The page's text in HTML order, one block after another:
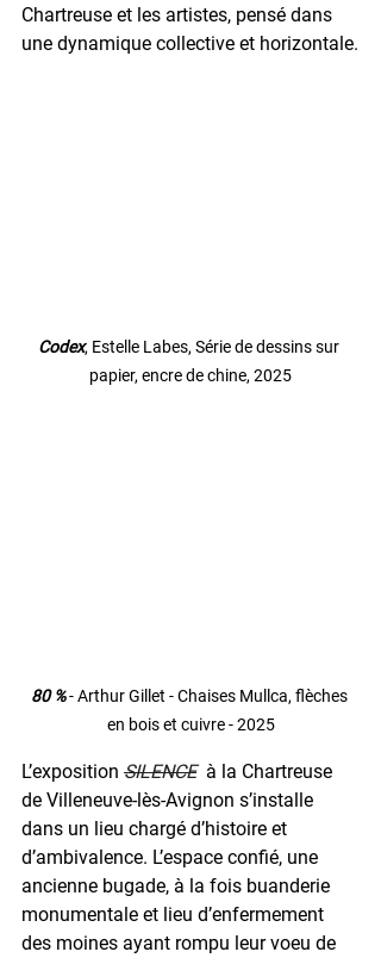
Chartreuse et les artistes, pensé dans
une dynamique collective et horizontale.
Codex, Estelle Labes, Série de dessins sur
papier, encre de chine, 2025
80 % - Arthur Gillet - Chaises Mullca, flèches
en bois et cuivre - 2025
L’exposition SILENCE à la Chartreuse
de Villeneuve-lès-Avignon s’installe
dans un lieu chargé d’histoire et
d’ambivalence. L’espace confié, une
ancienne bugade, à la fois buanderie
monumentale et lieu d’enfermement
des moines ayant rompu leur voeu de